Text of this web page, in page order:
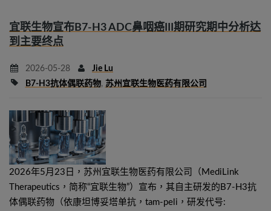
宜联生物宣布B7-H3 ADC鼻咽癌III期研究期中分析达
到主要终点
2026-05-28
Jie Lu
B7-H3抗体偶联药物, 苏州宜联生物医药有限公司
2026年5月23日，苏州宜联生物医药有限公司（MediLink
Therapeutics，简称“宜联生物”）宣布，其自主研发的B7-H3抗
体偶联药物（依康坦博妥塔单抗，tam-peli，研发代号: